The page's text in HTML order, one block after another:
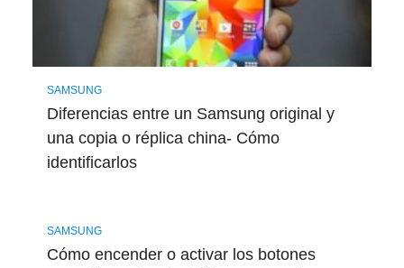
SAMSUNG
Diferencias entre un Samsung original y
una copia o réplica china- Cómo
identificarlos
SAMSUNG
Cómo encender o activar los botones